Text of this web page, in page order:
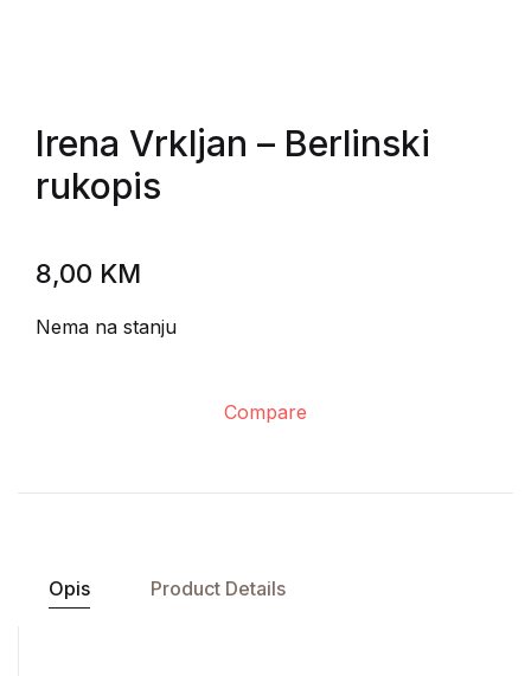
Irena Vrkljan – Berlinski
rukopis
8,00 KM
Nema na stanju
Compare
Opis Product Details